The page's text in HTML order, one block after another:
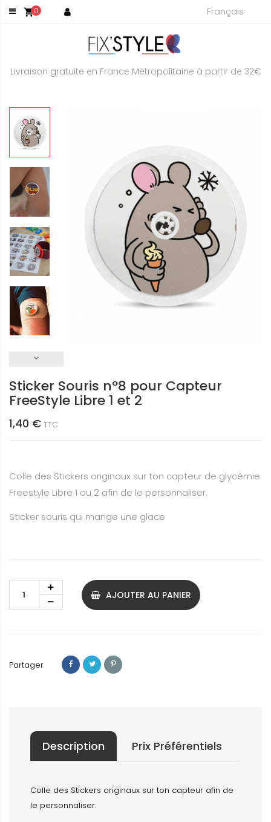
shopping_cart0 Français
Livraison gratuite en France Métropolitaine à partir de 32€
keyboard_arrow_down
Sticker Souris n°8 pour Capteur
FreeStyle Libre 1 et 2
1,40 € TTC
Colle des Stickers originaux sur ton capteur de glycémie
Freestyle Libre 1 ou 2 afin de le personnaliser.
Sticker souris qui mange une glace
AJOUTER AU PANIER
Partager
Description Prix Préférentiels
Colle des Stickers originaux sur ton capteur afin de
le personnaliser.